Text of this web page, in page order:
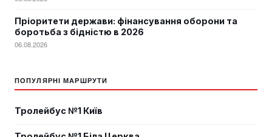
Пріоритети держави: фінансування оборони та
боротьба з бідністю в 2026
06.08.2026
ПОПУЛЯРНІ МАРШРУТИ
Тролейбус №1 Київ